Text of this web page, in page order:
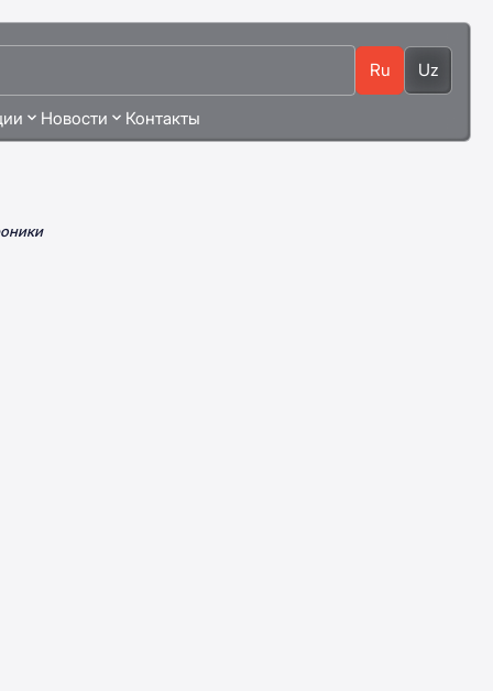
Ru Uz
Новости Контакты